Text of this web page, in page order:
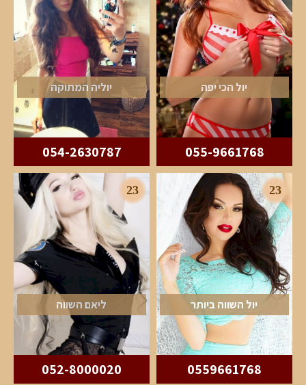
יול הכי יפה
055-9661768
יוליה המתוקה
054-2630787
23
יול השווה ביותר
0559661768
23
ליאם השווה
052-8000020